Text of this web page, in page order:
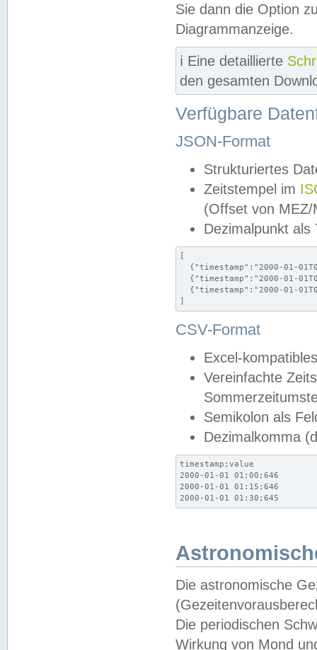
Sie dann die Option
Diagrammanzeige.
ℹ️ Eine detaillierte
den gesamten
Verfügbare
JSON-Format
Strukturiertes
Zeitstempel im
(Offset von MEZ/
Dezimalpunkt als
[
{"timestamp":"2000-01-
{"timestamp":"2000-01-
{"timestamp":"2000-01-
]
CSV-Format
Excel-
Vereinfachte
Semikolon als
Dezimalkomma
timestamp;value
2000-01-01 01:00;646
2000-01-01 01:15;646
2000-01-01 01:30;645
Die astronomische
Die periodischen
Wirkung von Mond